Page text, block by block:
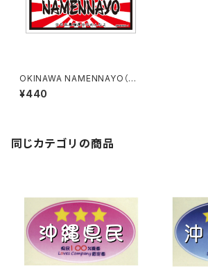
OKINAWA NAMENNAYO（な
めねこ）ご当地ステッカー B-6
¥440
同じカテゴリの商品